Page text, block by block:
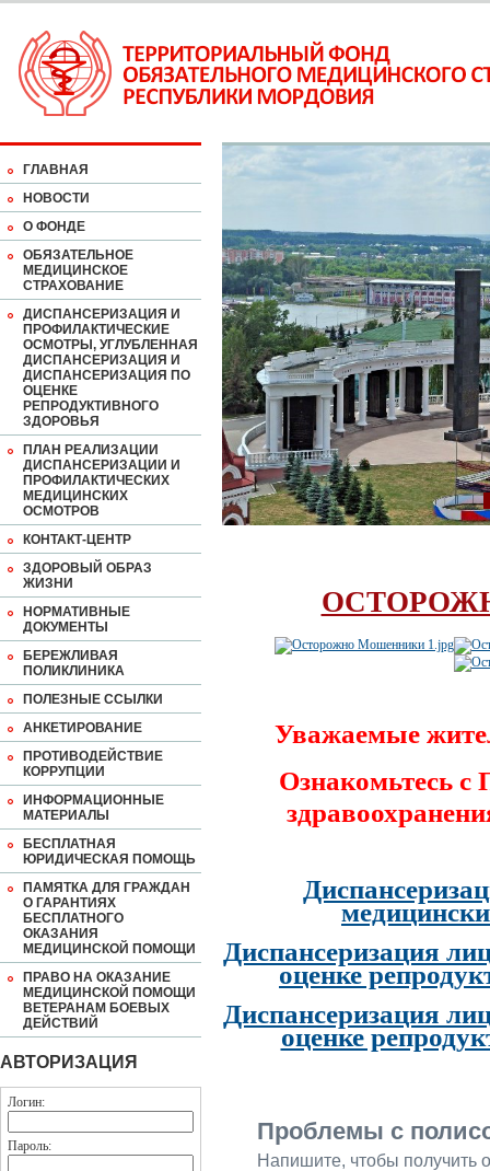
ГЛАВНАЯ
НОВОСТИ
О ФОНДЕ
ОБЯЗАТЕЛЬНОЕ
МЕДИЦИНСКОЕ
СТРАХОВАНИЕ
ДИСПАНСЕРИЗАЦИЯ И
ПРОФИЛАКТИЧЕСКИЕ
ОСМОТРЫ, УГЛУБЛЕННАЯ
ДИСПАНСЕРИЗАЦИЯ И
ДИСПАНСЕРИЗАЦИЯ ПО
ОЦЕНКЕ
РЕПРОДУКТИВНОГО
ЗДОРОВЬЯ
ПЛАН РЕАЛИЗАЦИИ
ДИСПАНСЕРИЗАЦИИ И
ПРОФИЛАКТИЧЕСКИХ
МЕДИЦИНСКИХ
ОСМОТРОВ
КОНТАКТ-ЦЕНТР
ЗДОРОВЫЙ ОБРАЗ
ЖИЗНИ
НОРМАТИВНЫЕ
ДОКУМЕНТЫ
БЕРЕЖЛИВАЯ
ПОЛИКЛИНИКА
ПОЛЕЗНЫЕ ССЫЛКИ
АНКЕТИРОВАНИЕ
ПРОТИВОДЕЙСТВИЕ
КОРРУПЦИИ
ИНФОРМАЦИОННЫЕ
МАТЕРИАЛЫ
БЕСПЛАТНАЯ
ЮРИДИЧЕСКАЯ ПОМОЩЬ
ПАМЯТКА ДЛЯ ГРАЖДАН
О ГАРАНТИЯХ
БЕСПЛАТНОГО
ОКАЗАНИЯ
МЕДИЦИНСКОЙ ПОМОЩИ
ПРАВО НА ОКАЗАНИЕ
МЕДИЦИНСКОЙ ПОМОЩИ
ВЕТЕРАНАМ БОЕВЫХ
ДЕЙСТВИЙ
АВТОРИЗАЦИЯ
Логин:
Пароль:
Уважаемые
Ознакомьтесь
Диспансеризация
оценке
Диспансеризация
оценке
Проблемы с
Напишите, чтобы получить